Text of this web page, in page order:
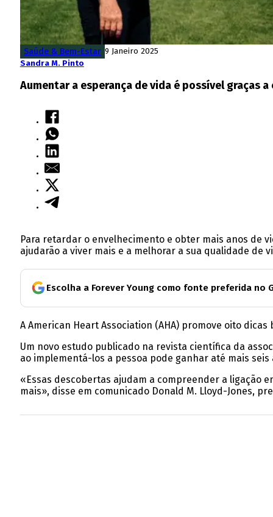
Saúde & Bem-Estar 9 Janeiro 2025
Sandra M. Pinto
Aumentar a esperança de vida é possível graças
Para retardar o envelhecimento e obter mais anos de
ajudarão a viver mais e a melhorar a sua qualidade de
Escolha a Forever Young como fonte preferida no
A American Heart Association (AHA) promove oito
Um novo estudo publicado na revista científica da
ao implementá-los a pessoa pode ganhar até mais seis
«Essas descobertas ajudam a compreender a ligação
mais», disse em comunicado Donald M. Lloyd-Jones,